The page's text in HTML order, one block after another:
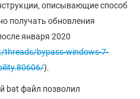
описывающие способ
получать обновления
января 2020
bypass-windows-7-
).
bat файл позволил